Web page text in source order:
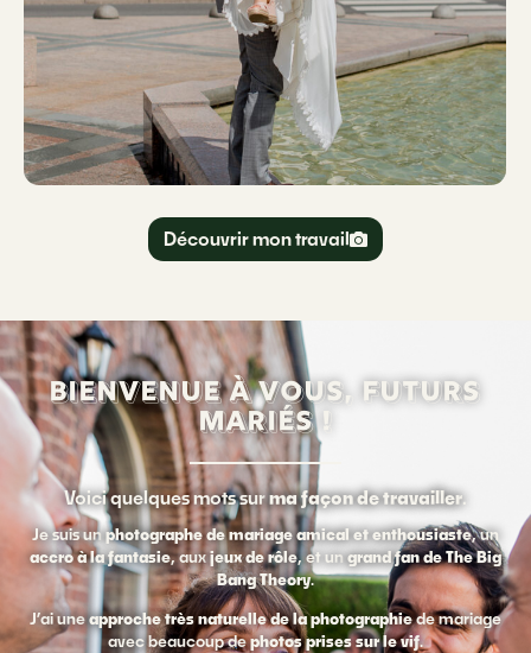
Découvrir mon travail
Bienvenue à vous, futurs
mariés !
Voici quelques mots surma façon de travailler.
Je suis unphotographe de mariage amical et enthousiaste, un
accro à la fantasie, auxjeux de rôle, et ungrand fan de The Big
Bang Theory.
J’ai uneapproche très naturelle de la photographiede mariage
avec beaucoup dephotos prises sur le vif.